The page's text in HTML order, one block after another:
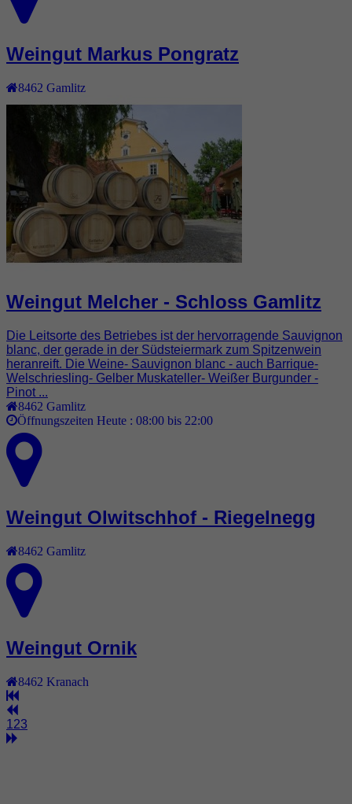
Weingut Markus Pongratz
8462 Gamlitz
Weingut Melcher - Schloss Gamlitz
Die Leitsorte des Betriebes ist der hervorragende Sauvignon
blanc, der gerade in der Südsteiermark zum Spitzenwein
heranreift. Die Weine- Sauvignon blanc - auch Barrique-
Welschriesling- Gelber Muskateller- Weißer Burgunder -
Pinot ...
8462 Gamlitz
Öffnungszeiten Heute : 08:00 bis 22:00
Weingut Olwitschhof - Riegelnegg
8462 Gamlitz
Weingut Ornik
8462 Kranach
1 23